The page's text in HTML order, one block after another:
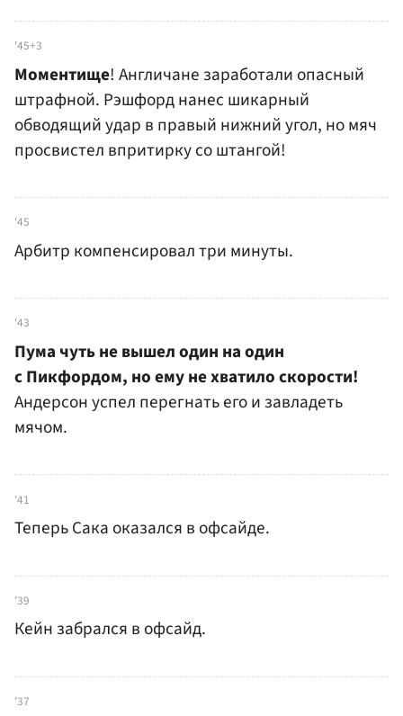
'45+3
Моментище! Англичане заработали опасный
штрафной. Рэшфорд нанес шикарный
обводящий удар в правый нижний угол, но мяч
просвистел впритирку со штангой!
'45
Арбитр компенсировал три минуты.
'43
Пума чуть не вышел один на один
с Пикфордом, но ему не хватило скорости!
Андерсон успел перегнать его и завладеть
мячом.
'41
Теперь Сака оказался в офсайде.
'39
Кейн забрался в офсайд.
'37